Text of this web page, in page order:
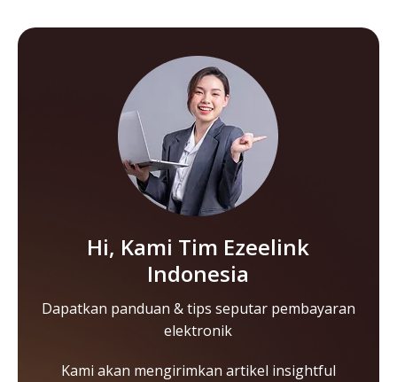
Hi, Kami Tim Ezeelink
Indonesia
Dapatkan panduan & tips seputar pembayaran
elektronik
Kami akan mengirimkan artikel insightful